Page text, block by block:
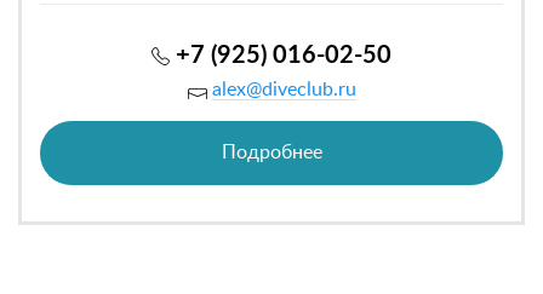
+7 (925) 016-02-50
alex@diveclub.ru
Подробнее